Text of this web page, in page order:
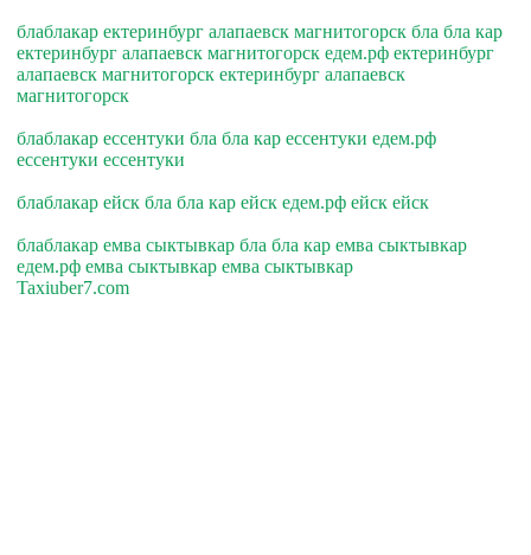
блаблакар ектеринбург алапаевск магнитогорск бла бла кар
ектеринбург алапаевск магнитогорск едем.рф ектеринбург
алапаевск магнитогорск ектеринбург алапаевск
магнитогорск
блаблакар ессентуки бла бла кар ессентуки едем.рф
ессентуки ессентуки
блаблакар ейск бла бла кар ейск едем.рф ейск ейск
блаблакар емва сыктывкар бла бла кар емва сыктывкар
едем.рф емва сыктывкар емва сыктывкар
Taxiuber7.com